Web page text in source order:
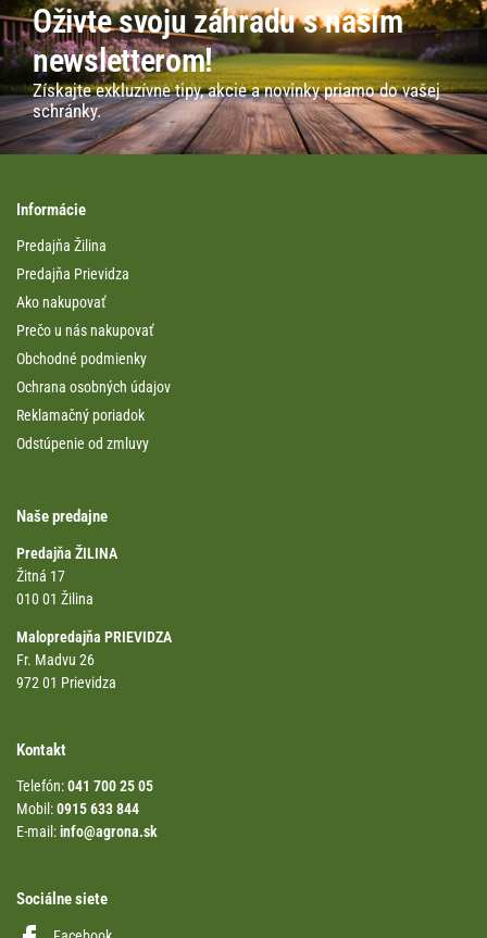
Oživte svoju záhradu s naším
newsletterom!
Získajte exkluzívne tipy, akcie a novinky priamo do vašej
schránky.
Informácie
Predajňa Žilina
Predajňa Prievidza
Ako nakupovať
Prečo u nás nakupovať
Obchodné podmienky
Ochrana osobných údajov
Reklamačný poriadok
Odstúpenie od zmluvy
Naše predajne
Predajňa ŽILINA
Žitná 17
010 01 Žilina
Malopredajňa PRIEVIDZA
Fr. Madvu 26
972 01 Prievidza
Kontakt
Telefón:041 700 25 05
Mobil:0915 633 844
E-mail:info@agrona.sk
Sociálne siete